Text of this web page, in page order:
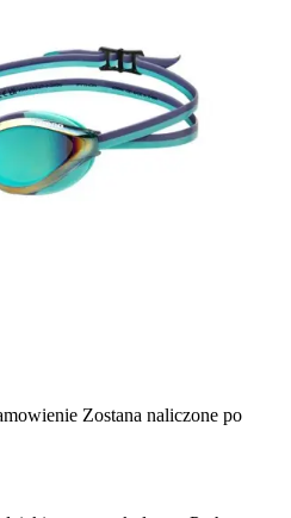
Zostana naliczone po